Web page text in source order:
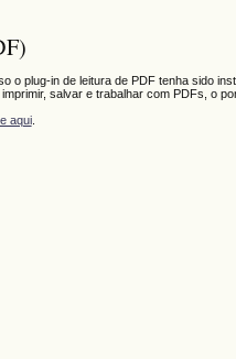
o plug-in de leitura de PDF tenha sido
salvar e trabalhar com PDFs, o
aqui.